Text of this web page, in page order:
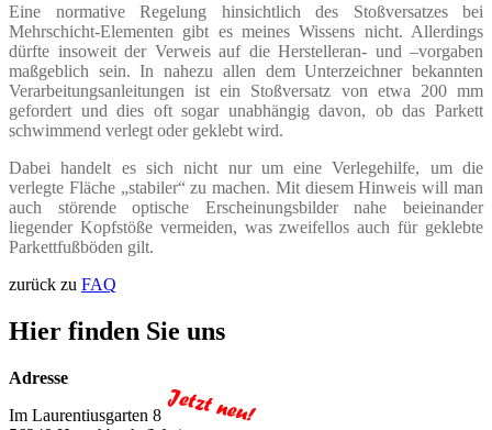
Eine normative Regelung hinsichtlich des Stoßversatzes bei
Mehrschicht-Elementen gibt es meines Wissens nicht. Allerdings
dürfte insoweit der Verweis auf die Herstelleran- und –vorgaben
maßgeblich sein. In nahezu allen dem Unterzeichner bekannten
Verarbeitungsanleitungen ist ein Stoßversatz von etwa 200 mm
gefordert und dies oft sogar unabhängig davon, ob das Parkett
schwimmend verlegt oder geklebt wird.
Dabei handelt es sich nicht nur um eine Verlegehilfe, um die
verlegte Fläche „stabiler“ zu machen. Mit diesem Hinweis will man
auch störende optische Erscheinungsbilder nahe beieinander
liegender Kopfstöße vermeiden, was zweifellos auch für geklebte
Parkettfußböden gilt.
zurück zu FAQ
Hier finden Sie uns
Adresse
Im Laurentiusgarten 8